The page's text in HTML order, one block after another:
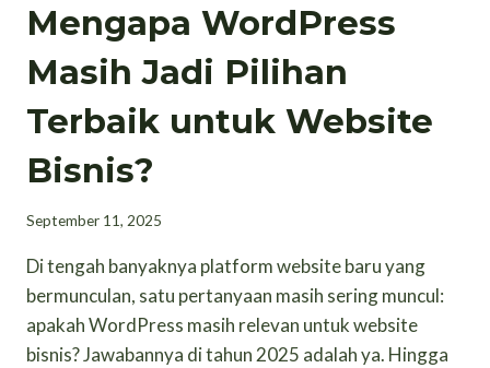
Mengapa WordPress
Masih Jadi Pilihan
Terbaik untuk Website
Bisnis?
September 11, 2025
Di tengah banyaknya platform website baru yang
bermunculan, satu pertanyaan masih sering muncul:
apakah WordPress masih relevan untuk website
bisnis? Jawabannya di tahun 2025 adalah ya. Hingga